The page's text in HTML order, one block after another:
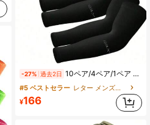
-27% 過去2日 10ペア/4ペア/1ペア UVカット 冷却アームカバー 圧縮 - タトゥーカバー - ユニセックス ユース サンプロテクションスリーブ
#5 ベストセラー
レター メンズグローブ
¥166